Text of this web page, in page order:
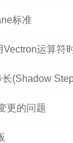
标准
运算符
(Shadow
更的问题